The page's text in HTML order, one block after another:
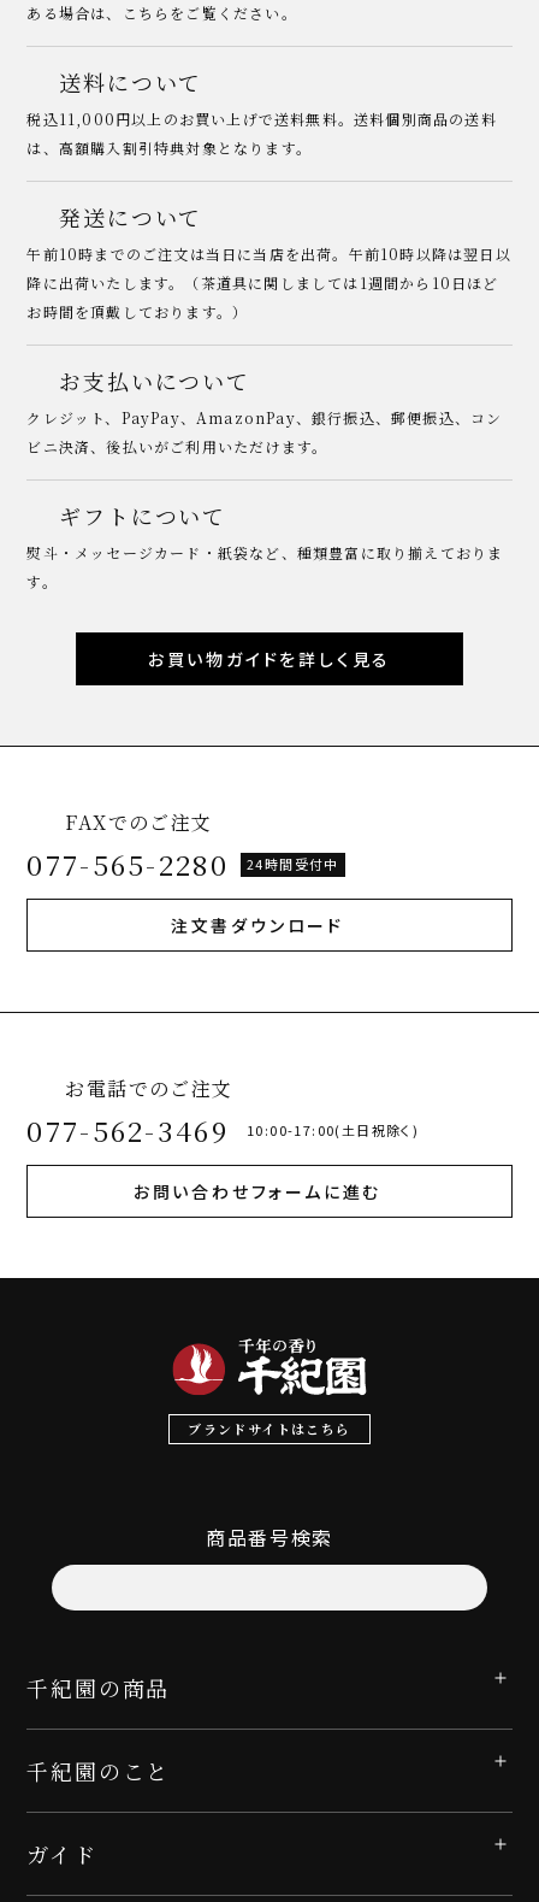
ある場合は、こちらをご覧ください。
送料について
税込11,000円以上のお買い上げで送料無料。送料個別商品の送料
は、高額購入割引特典対象となります。
発送について
午前10時までのご注文は当日に当店を出荷。午前10時以降は翌日以
降に出荷いたします。（茶道具に関しましては1週間から10日ほど
お時間を頂戴しております。）
お支払いについて
クレジット、PayPay、AmazonPay、銀行振込、郵便振込、コン
ビニ決済、後払いがご利用いただけます。
ギフトについて
熨斗・メッセージカード・紙袋など、種類豊富に取り揃えておりま
す。
お買い物ガイドを詳しく見る
FAXでのご注文
077-565-2280 24時間受付中
注文書ダウンロード
お電話でのご注文
077-562-3469 10:00-17:00(土日祝除く)
お問い合わせフォームに進む
ブランドサイトはこちら
商品番号検索
千紀園の商品
千紀園のこと
ガイド